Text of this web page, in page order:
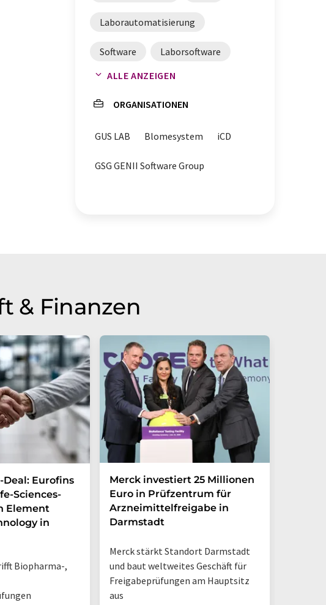
Laborautomatisierung
Software Laborsoftware
Labordigitalisierung
ALLE ANZEIGEN
ORGANISATIONEN
GUS LAB Blomesystem iCD
GSG GENII Software Group
& Finanzen
Deal: Eurofins
Sciences-
Element
in
Biopharma-,
Merck investiert 25 Millionen
Euro in Prüfzentrum für
Arzneimittelfreigabe in
Darmstadt
Merck stärkt Standort Darmstadt
und baut weltweites Geschäft für
Freigabeprüfungen am Hauptsitz
aus